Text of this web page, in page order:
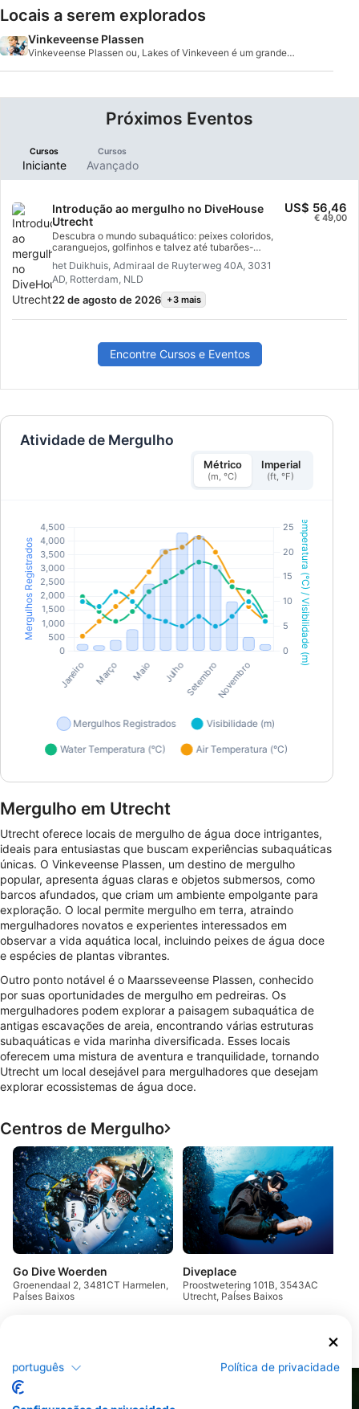
Locais a serem explorados
Vinkeveense Plassen
Vinkeveense Plassen ou, Lakes of Vinkeveen é um grande
Próximos Eventos
Cursos
Iniciante
Cursos
Avançado
Introdução ao mergulho no DiveHouse
Utrecht
Descubra o mundo subaquático: peixes coloridos,
caranguejos, golfinhos e talvez até tubarões-
beleza que vive sob a superfície? Então, entre na
água para ter a sua primeira experiência
subaquática! Na piscina, ficamos embaixo d'água
por cerca de 1 hora. Você receberá uma explicação
het Duikhuis, Admiraal de Ruyterweg 40A, 3031
AD, Rotterdam, NLD
22 de agosto de 2026 +3 mais
US$ 56,46
€ 49,00
Encontre Cursos e Eventos
Atividade de Mergulho
Métrico
(m, °C)
Imperial
(ft, °F)
Mergulho em Utrecht
Utrecht oferece locais de mergulho de água doce intrigantes,
ideais para entusiastas que buscam experiências subaquáticas
únicas. O Vinkeveense Plassen, um destino de mergulho
popular, apresenta águas claras e objetos submersos, como
barcos afundados, que criam um ambiente empolgante para
exploração. O local permite mergulho em terra, atraindo
mergulhadores novatos e experientes interessados em
observar a vida aquática local, incluindo peixes de água doce
e espécies de plantas vibrantes.
Outro ponto notável é o Maarsseveense Plassen, conhecido
por suas oportunidades de mergulho em pedreiras. Os
mergulhadores podem explorar a paisagem subaquática de
antigas escavações de areia, encontrando várias estruturas
subaquáticas e vida marinha diversificada. Esses locais
oferecem uma mistura de aventura e tranquilidade, tornando
Utrecht um local desejável para mergulhadores que desejam
explorar ecossistemas de água doce.
Centros de Mergulho
Go Dive Woerden
Groenendaal 2, 3481CT Harmelen,
PaÍses Baixos
Diveplace
Proostwetering 101B, 3543AC
Utrecht, PaÍses Baixos
português Política de privacidade